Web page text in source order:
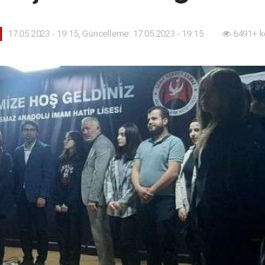
17.05.2023 - 19:15, Güncelleme: 17.05.2023 - 19:15 6491+